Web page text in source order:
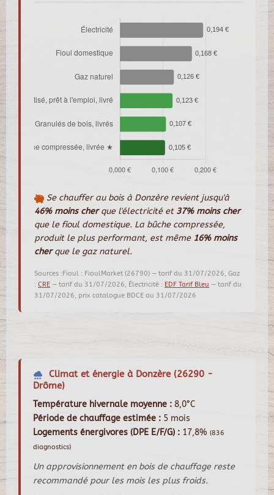
Se chauffer au bois à Donzère revient jusqu'à
46% moins cherque l'électricité et 37% moins cher
que le fioul domestique. La bûche compressée,
produit le plus performant, est même 16% moins
cherque le gaz naturel.
Sources :Fioul : FioulMarket (26790) — tarif du 31/07/2026, Gaz
: CRE — tarif du 31/07/2026, Électricité : EDF Tarif Bleu — tarif du
31/07/2026, prix catalogue BDCE au 31/07/2026
Climat et énergie à Donzère (26290 -
Drôme)
Température hivernale moyenne : 8,0°C
Période de chauffage estimée : 5 mois
Logements énergivores (DPE E/F/G) : 17,8% (836
diagnostics)
Un approvisionnement en bois de chauffage reste
recommandé pour les mois les plus froids.